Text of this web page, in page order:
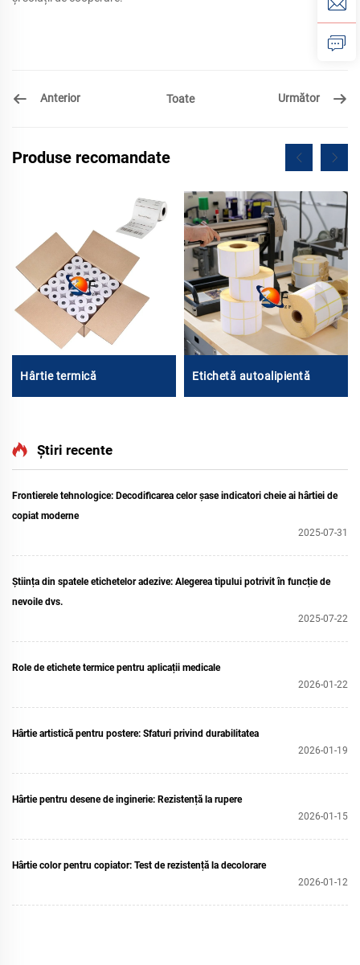
Anterior Toate Următor
Produse recomandate
Hârtie termică Etichetă autoalipientă
Știri recente
Frontierele tehnologice: Decodificarea celor șase indicatori cheie ai hârtiei de
copiat moderne
2025-07-31
Știința din spatele etichetelor adezive: Alegerea tipului potrivit în funcție de
nevoile dvs.
2025-07-22
Role de etichete termice pentru aplicații medicale
2026-01-22
Hârtie artistică pentru postere: Sfaturi privind durabilitatea
2026-01-19
Hârtie pentru desene de inginerie: Rezistență la rupere
2026-01-15
Hârtie color pentru copiator: Test de rezistență la decolorare
2026-01-12